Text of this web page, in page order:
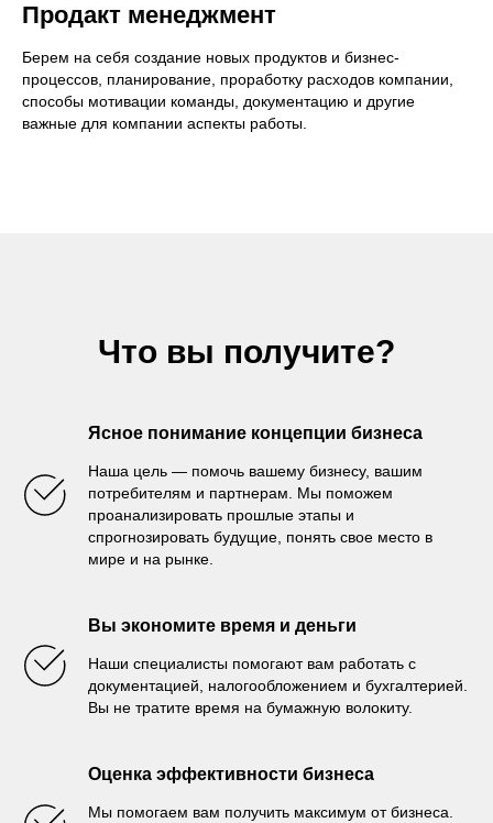
Продакт менеджмент
Берем на себя создание новых продуктов и бизнес-
процессов, планирование, проработку расходов компании,
способы мотивации команды, документацию и другие
важные для компании аспекты работы.
Что вы получите?
Ясное понимание концепции бизнеса
Наша цель — помочь вашему бизнесу, вашим
потребителям и партнерам. Мы поможем
проанализировать прошлые этапы и
спрогнозировать будущие, понять свое место в
мире и на рынке.
Вы экономите время и деньги
Наши специалисты помогают вам работать с
документацией, налогообложением и бухгалтерией.
Вы не тратите время на бумажную волокиту.
Оценка эффективности бизнеса
Мы помогаем вам получить максимум от бизнеса.